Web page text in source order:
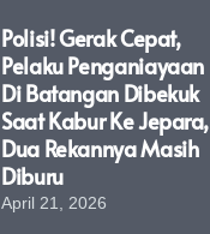
Polisi! Gerak Cepat,
Pelaku Penganiayaan
Di Batangan Dibekuk
Saat Kabur Ke Jepara,
Dua Rekannya Masih
Diburu
April 21, 2026